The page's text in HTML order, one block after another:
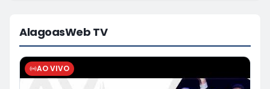
AlagoasWeb TV
AO VIVO